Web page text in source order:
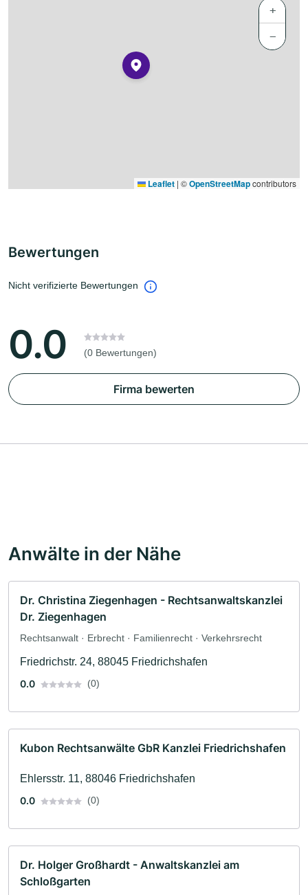
+
−
Leaflet | ©OpenStreetMapcontributors
Bewertungen
Nicht verifizierte Bewertungen
0.0 (0 Bewertungen)
Firma bewerten
Anwälte in der Nähe
Dr. Christina Ziegenhagen - Rechtsanwaltskanzlei
Dr. Ziegenhagen
Rechtsanwalt · Erbrecht · Familienrecht · Verkehrsrecht
Friedrichstr. 24, 88045 Friedrichshafen
0.0
(0)
Kubon Rechtsanwälte GbR Kanzlei Friedrichshafen
Ehlersstr. 11, 88046 Friedrichshafen
0.0
(0)
Dr. Holger Großhardt - Anwaltskanzlei am
Schloßgarten